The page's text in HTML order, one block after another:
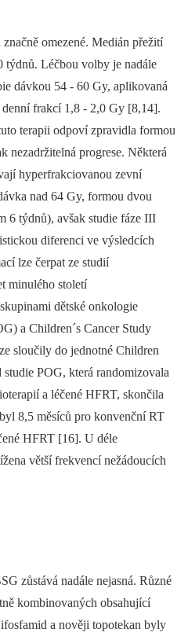
omezené. Medián přežití
týdnů. Léčbou volby je nadále
dávkou 54 -⁠ 60 Gy, aplikovaná
frakcí 1,8 -⁠ 2,0 Gy [8,14].
terapii odpoví zpravidla formou
nezadržitelná progrese. Některá
hyperfrakciovanou zevní
nad 64 Gy, formou dvou
6 týdnů), avšak studie fáze III
diferenci ve výsledcích
lze čerpat ze studií
minulého století
dětské onkologie
a Children´s Cancer Study
sloučily do jednotné Children
POG, která randomizovala
a léčené HFRT, skončila
8,5 měsíců pro konvenční RT
HFRT [16]. U déle
větší frekvencí nežádoucích
zůstává nadále nejasná. Různé
kombinovaných obsahující
a nověji topotekan byly